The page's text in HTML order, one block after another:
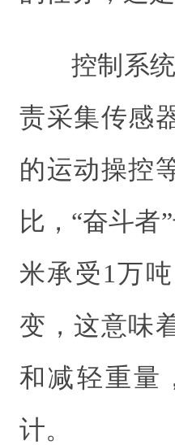
控制系
责采集传感
的运动操控
比，“奋斗者
米承受1万
变，这意味
和减轻重量
计。